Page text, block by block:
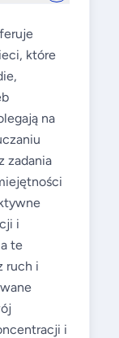
które
na
zadania
i
te
ruch i
i